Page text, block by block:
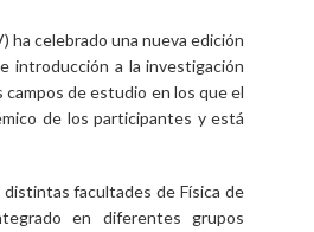
ha celebrado una nueva edición
introducción a la investigación
de estudio en los que el
de los participantes y está
facultades de Física de
en diferentes grupos